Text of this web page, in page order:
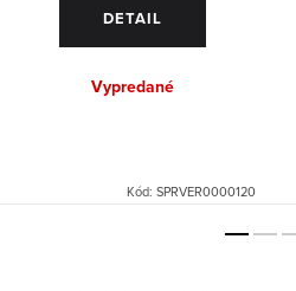
DETAIL
Vypredané
Kód: SPRVER0000120